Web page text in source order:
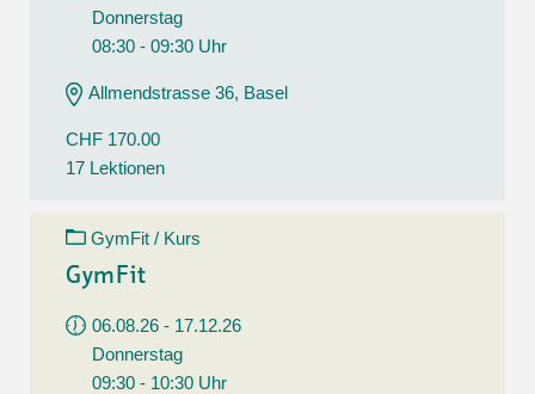
Donnerstag
08:30 - 09:30 Uhr
Allmendstrasse 36, Basel
CHF 170.00
17 Lektionen
GymFit / Kurs
GymFit
06.08.26 - 17.12.26
Donnerstag
09:30 - 10:30 Uhr